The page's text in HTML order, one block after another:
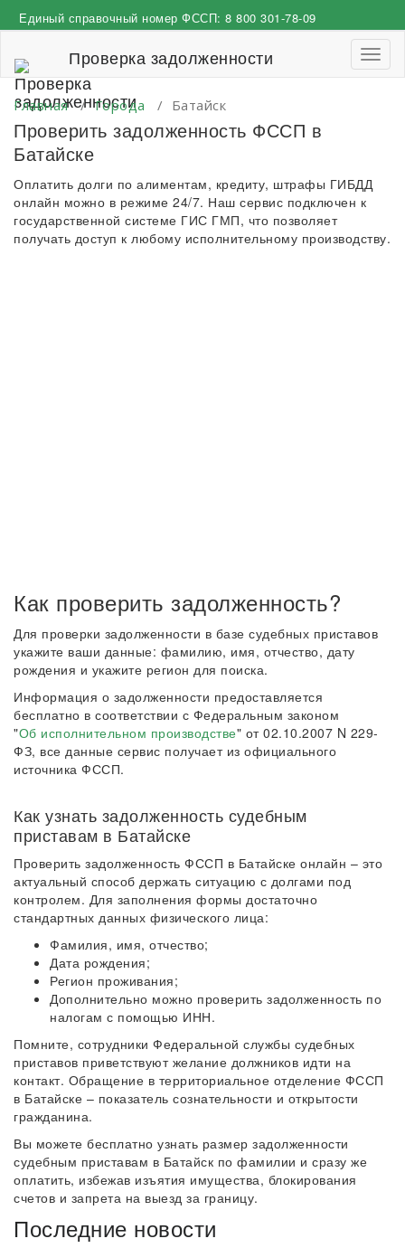
к
Единый справочный номер ФССП: 8 800 301-78-09
Проверка задолженности
Главная/Города / Батайск
Проверить задолженность ФССП в
Батайске
Оплатить долги по алиментам, кредиту, штрафы ГИБДД
онлайн можно в режиме 24/7. Наш сервис подключен к
государственной системе ГИС ГМП, что позволяет
получать доступ к любому исполнительному производству.
Как проверить задолженность?
Для проверки задолженности в базе судебных приставов
укажите ваши данные: фамилию, имя, отчество, дату
рождения и укажите регион для поиска.
Информация о задолженности предоставляется
бесплатно в соответствии с Федеральным законом
"Об исполнительном производстве" от 02.10.2007 N 229-
ФЗ, все данные сервис получает из официального
источника ФССП.
Как узнать задолженность судебным
приставам в Батайске
Проверить задолженность ФССП в Батайске онлайн – это
актуальный способ держать ситуацию с долгами под
контролем. Для заполнения формы достаточно
стандартных данных физического лица:
Фамилия, имя, отчество;
Дата рождения;
Регион проживания;
Дополнительно можно проверить задолженность по
налогам с помощью ИНН.
Помните, сотрудники Федеральной службы судебных
приставов приветствуют желание должников идти на
контакт. Обращение в территориальное отделение ФССП
в Батайске – показатель сознательности и открытости
гражданина.
Вы можете бесплатно узнать размер задолженности
судебным приставам в Батайск по фамилии и сразу же
оплатить, избежав изъятия имущества, блокирования
счетов и запрета на выезд за границу.
Последние новости